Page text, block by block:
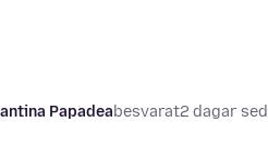
Papadeabesvarat2 dagar